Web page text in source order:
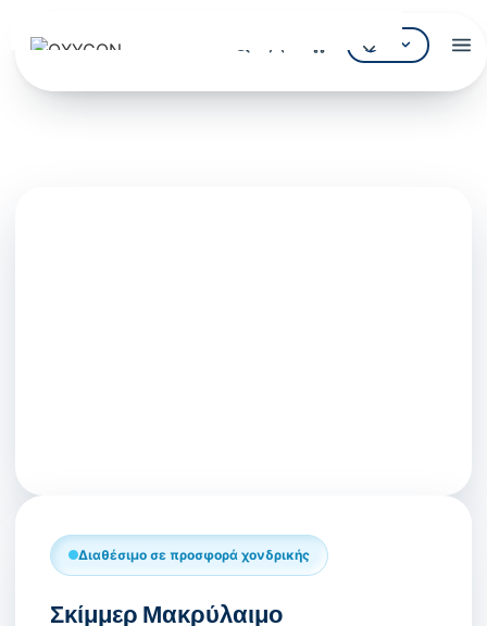
Κατάλογος Επεξεργασίας Νερού
Διαθέσιμο σε προσφορά χονδρικής
Σκίμμερ Μακρύλαιμο